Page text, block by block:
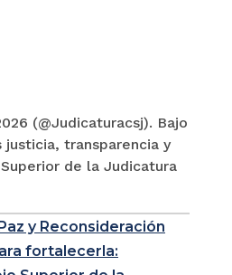
(@Judicaturacsj). Bajo
justicia, transparencia y
de la Judicatura
y Reconsideración
fortalecerla: